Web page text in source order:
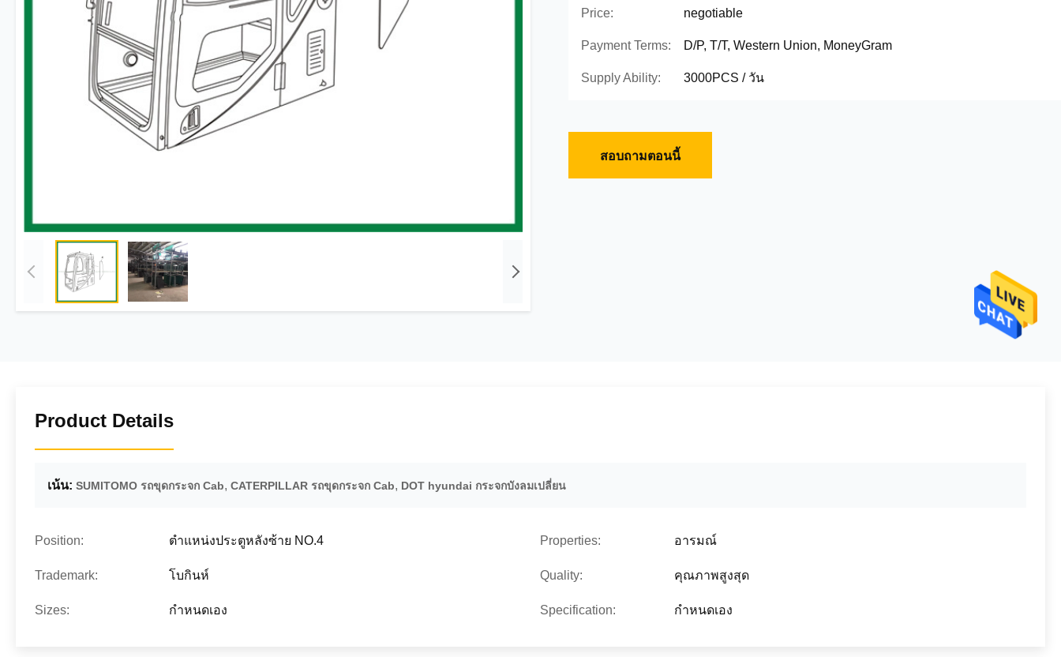
Price: negotiable
Payment Terms: D/P, T/T, Western Union, MoneyGram
Supply Ability: 3000PCS / วัน
สอบถามตอนนี้
Product Details
เน้น: SUMITOMO รถขุดกระจก Cab, CATERPILLAR รถขุดกระจก Cab, DOT hyundai กระจกบังลมเปลี่ยน
Position: ตำแหน่งประตูหลังซ้าย NO.4 Properties: อารมณ์
Trademark: โบกินห์ Quality: คุณภาพสูงสุด
Sizes: กำหนดเอง Specification: กำหนดเอง